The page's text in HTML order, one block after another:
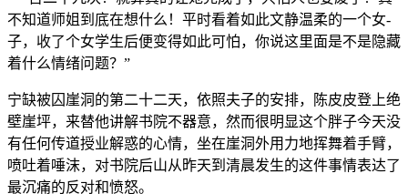
不知道师姐到底在想什么！平时看着如此文静温柔的一个女-
子，收了个女学生后便变得如此可怕，你说这里面是不是隐藏
着什么情绪问题？”
宁缺被囚崖洞的第二十二天，依照夫子的安排，陈皮皮登上绝
壁崖坪，来替他讲解书院不器意，然而很明显这个胖子今天没
有任何传道授业解惑的心情，坐在崖洞外用力地挥舞着手臂，
喷吐着唾沫，对书院后山从昨天到清晨发生的这件事情表达了
最沉痛的反对和愤怒。